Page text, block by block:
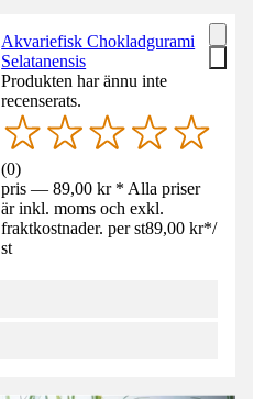
Akvariefisk Chokladgurami
Selatanensis
Produkten har ännu inte
recenserats.
(0)
pris — 89,00 kr * Alla priser
är inkl. moms och exkl.
fraktkostnader. per st89,00 kr*/
st